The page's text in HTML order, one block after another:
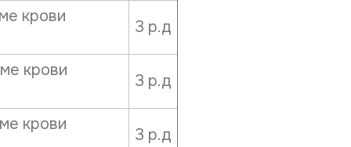
крови
3 р.д
крови
3 р.д
крови
3 р.д